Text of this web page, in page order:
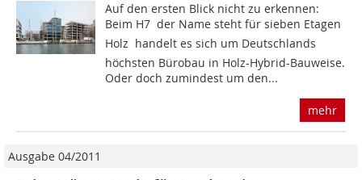
Auf den ersten Blick nicht zu erkennen:
Beim H7  der Name steht für sieben Etagen
Holz  handelt es sich um Deutschlands
höchsten Bürobau in Holz-Hybrid-Bauweise.
Oder doch zumindest um den...
mehr
Ausgabe 04/2011